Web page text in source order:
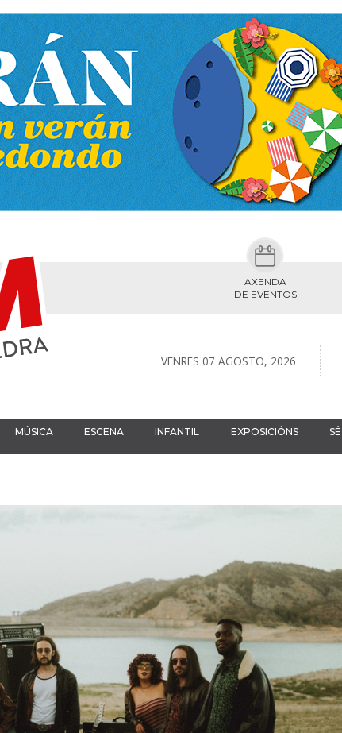
AXENDA
DE EVENTOS
VENRES 07 AGOSTO, 2026
MÚSICA ESCENA INFANTIL EXPOSICIÓNS